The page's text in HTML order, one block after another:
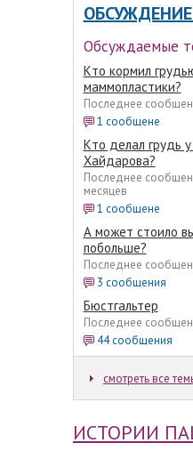
Обсуждаемые
Кто кормил
маммопластики?
Последнее
1 сообщене
Кто делал грудь
Хайдарова?
Последнее
месяцев
1 сообщене
А может стоило
побольше?
Последнее
3 сообщения
Бюстгальтер
Последнее
44 сообщения
смотреть все
ИСТОРИИ